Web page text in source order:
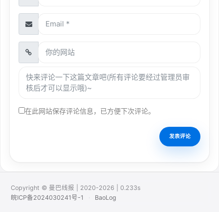
在此网站保存评论信息，已方便下次评论。
Copyright © 曼巴线报 | 2020-2026 | 0.233s
皖ICP备2024030241号-1
· BaoLog